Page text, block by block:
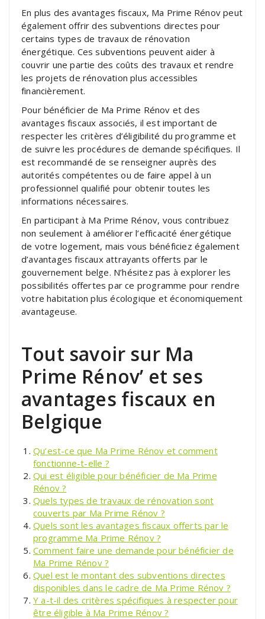
En plus des avantages fiscaux, Ma Prime Rénov peut
également offrir des subventions directes pour
certains types de travaux de rénovation
énergétique. Ces subventions peuvent aider à
couvrir une partie des coûts des travaux et rendre
les projets de rénovation plus accessibles
financièrement.
Pour bénéficier de Ma Prime Rénov et des
avantages fiscaux associés, il est important de
respecter les critères d’éligibilité du programme et
de suivre les procédures de demande spécifiques. Il
est recommandé de se renseigner auprès des
autorités compétentes ou de faire appel à un
professionnel qualifié pour obtenir toutes les
informations nécessaires.
En participant à Ma Prime Rénov, vous contribuez
non seulement à améliorer l’efficacité énergétique
de votre logement, mais vous bénéficiez également
d’avantages fiscaux attrayants offerts par le
gouvernement belge. N’hésitez pas à explorer les
possibilités offertes par ce programme pour rendre
votre habitation plus écologique et économiquement
avantageuse.
Tout savoir sur Ma
Prime Rénov’ et ses
avantages fiscaux en
Belgique
Qu’est-ce que Ma Prime Rénov et comment
fonctionne-t-elle ?
Qui est éligible pour bénéficier de Ma Prime
Rénov ?
Quels types de travaux de rénovation sont
couverts par Ma Prime Rénov ?
Quels sont les avantages fiscaux offerts par le
programme Ma Prime Rénov ?
Comment faire une demande pour bénéficier de
Ma Prime Rénov ?
Quel est le montant des subventions directes
disponibles dans le cadre de Ma Prime Rénov ?
Y a-t-il des critères spécifiques à respecter pour
être éligible à Ma Prime Rénov ?